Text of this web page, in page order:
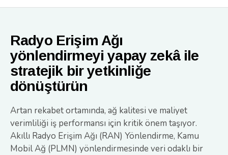
Radyo Erişim Ağı
yönlendirmeyi yapay zekâ ile
stratejik bir yetkinliğe
dönüştürün
Artan rekabet ortamında, ağ kalitesi ve maliyet
verimliliği iş performansı için kritik önem taşıyor.
Akıllı Radyo Erişim Ağı (RAN) Yönlendirme, Kamu
Mobil Ağ (PLMN) yönlendirmesinde veri odaklı bir